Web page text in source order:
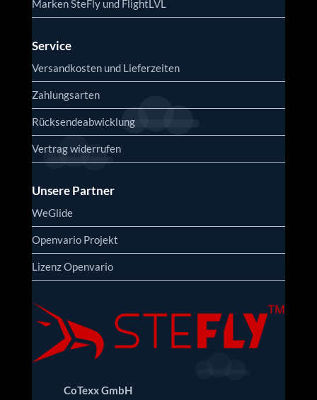
Marken SteFly und FlightLVL
Service
Versandkosten und Lieferzeiten
Zahlungsarten
Rücksendeabwicklung
Vertrag widerrufen
Unsere Partner
WeGlide
Openvario Projekt
Lizenz Openvario
CoTexx GmbH